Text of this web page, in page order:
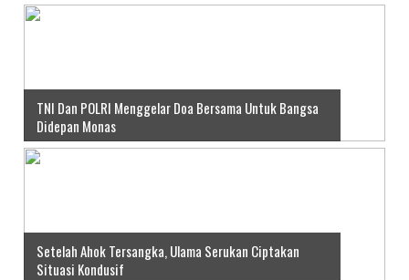
TNI Dan POLRI Menggelar Doa Bersama Untuk Bangsa
Didepan Monas
Setelah Ahok Tersangka, Ulama Serukan Ciptakan
Situasi Kondusif